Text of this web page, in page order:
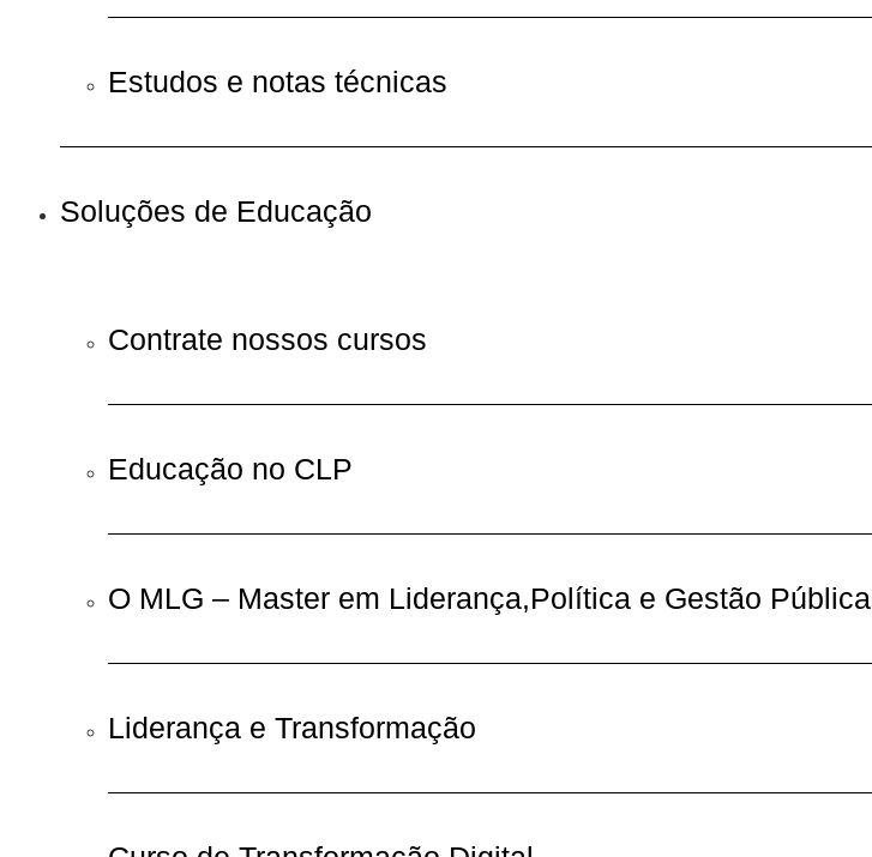
Estudos e notas técnicas
Soluções de Educação
Contrate nossos cursos
Educação no CLP
O MLG – Master em Liderança,Política e Gestão Pública
Liderança e Transformação